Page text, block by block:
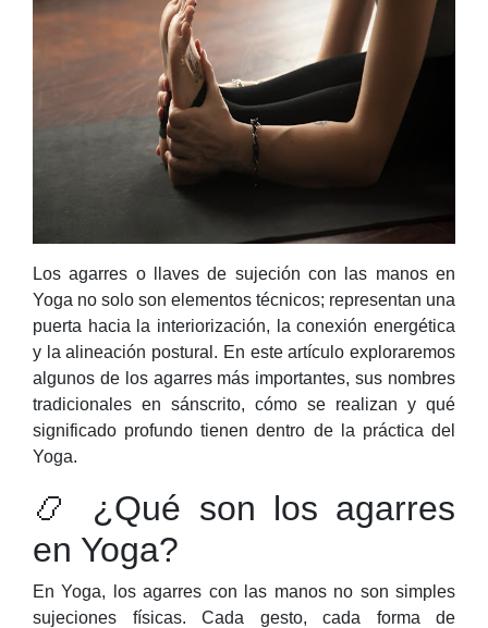
Los agarres o llaves de sujeción con las manos en
Yoga no solo son elementos técnicos; representan una
puerta hacia la interiorización, la conexión energética
y la alineación postural. En este artículo exploraremos
algunos de los agarres más importantes, sus nombres
tradicionales en sánscrito, cómo se realizan y qué
significado profundo tienen dentro de la práctica del
Yoga.
📿 ¿Qué son los agarres
en Yoga?
En Yoga, los agarres con las manos no son simples
sujeciones físicas. Cada gesto, cada forma de